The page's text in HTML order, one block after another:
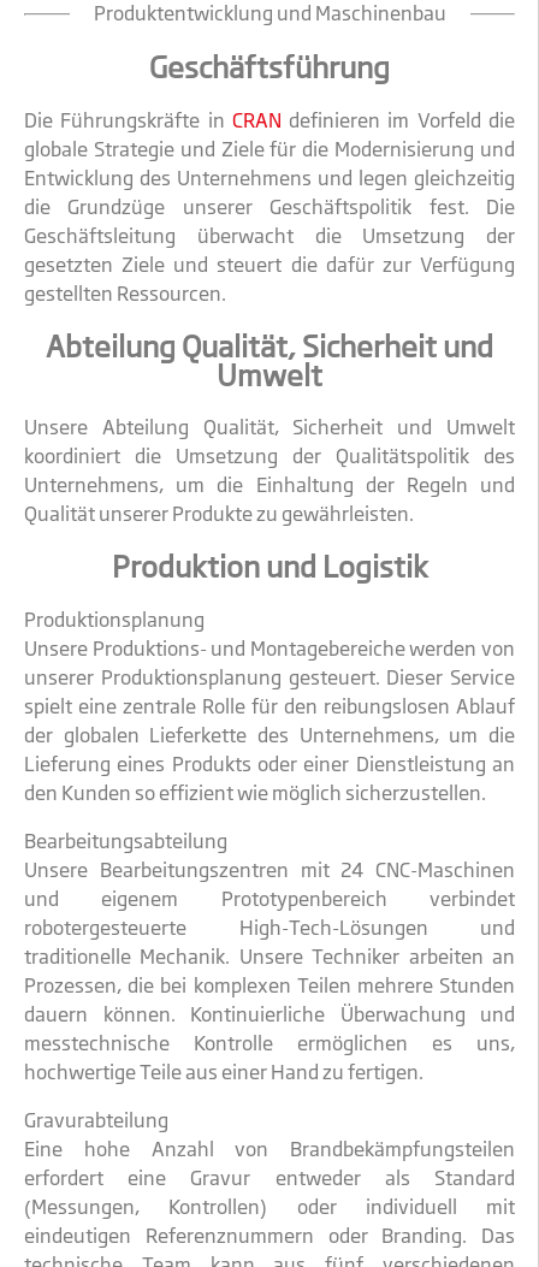
Produktentwicklung und Maschinenbau
Geschäftsführung
Die Führungskräfte in CRAN definieren im Vorfeld die
globale Strategie und Ziele für die Modernisierung und
Entwicklung des Unternehmens und legen gleichzeitig
die Grundzüge unserer Geschäftspolitik fest. Die
Geschäftsleitung überwacht die Umsetzung der
gesetzten Ziele und steuert die dafür zur Verfügung
gestellten Ressourcen.
Abteilung Qualität, Sicherheit und
Umwelt
Unsere Abteilung Qualität, Sicherheit und Umwelt
koordiniert die Umsetzung der Qualitätspolitik des
Unternehmens, um die Einhaltung der Regeln und
Qualität unserer Produkte zu gewährleisten.
Produktion und Logistik
Produktionsplanung
Unsere Produktions- und Montagebereiche werden von
unserer Produktionsplanung gesteuert. Dieser Service
spielt eine zentrale Rolle für den reibungslosen Ablauf
der globalen Lieferkette des Unternehmens, um die
Lieferung eines Produkts oder einer Dienstleistung an
den Kunden so effizient wie möglich sicherzustellen.
Bearbeitungsabteilung
Unsere Bearbeitungszentren mit 24 CNC-Maschinen
und eigenem Prototypenbereich verbindet
robotergesteuerte High-Tech-Lösungen und
traditionelle Mechanik. Unsere Techniker arbeiten an
Prozessen, die bei komplexen Teilen mehrere Stunden
dauern können. Kontinuierliche Überwachung und
messtechnische Kontrolle ermöglichen es uns,
hochwertige Teile aus einer Hand zu fertigen.
Gravurabteilung
Eine hohe Anzahl von Brandbekämpfungsteilen
erfordert eine Gravur entweder als Standard
(Messungen, Kontrollen) oder individuell mit
eindeutigen Referenznummern oder Branding. Das